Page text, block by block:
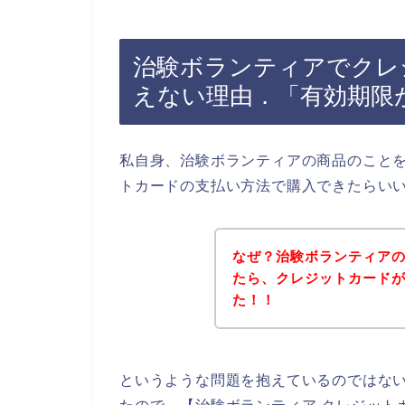
治験ボランティアでク
えない理由．「有効期
私自身、治験ボランティアの商品のこと
トカードの支払い方法で購入できたらい
なぜ？治験ボランティア
たら、クレジットカード
た！！
というような問題を抱えているのではな